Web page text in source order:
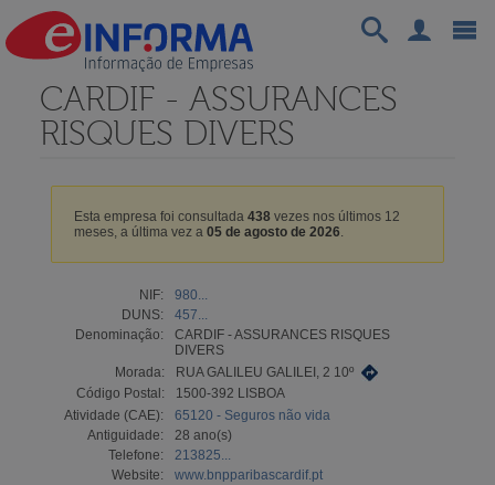
CARDIF - ASSURANCES
RISQUES DIVERS
Esta empresa foi consultada 438vezes nos últimos 12
meses, a última vez a 05 de agosto de 2026.
NIF:
980...
DUNS:
457...
Denominação:
CARDIF - ASSURANCES RISQUES
DIVERS
Morada:
RUA GALILEU GALILEI, 2 10º
Código Postal:
1500-392 LISBOA
Atividade (CAE):
65120 - Seguros não vida
Antiguidade:
28 ano(s)
Telefone:
213825...
Website:
www.bnpparibascardif.pt